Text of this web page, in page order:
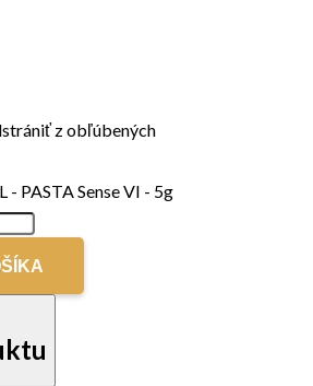
z obľúbených
- PASTA Sense VI - 5g